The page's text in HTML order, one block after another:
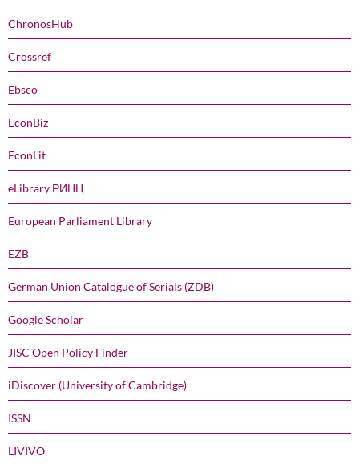
ChronosHub
Crossref
Ebsco
EconBiz
EconLit
eLibrary РИНЦ
European Parliament Library
EZB
German Union Catalogue of Serials (ZDB)
Google Scholar
JISC Open Policy Finder
iDiscover (University of Cambridge)
ISSN
LIVIVO